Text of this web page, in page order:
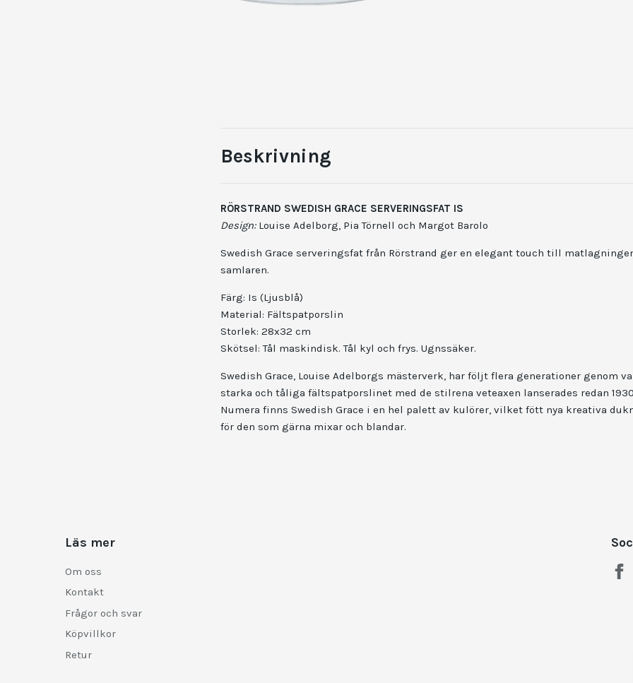
Beskrivning
RÖRSTRAND SWEDISH GRACE SERVERINGSFAT IS
Design:Louise Adelborg, Pia Törnell och Margot Barolo
Swedish Grace serveringsfat från Rörstrand ger en elegant touch till
samlaren.
Färg: Is (Ljusblå)
Material: Fältspatporslin
Storlek: 28x32 cm
Skötsel: Tål maskindisk. Tål kyl och frys. Ugnssäker.
Swedish Grace, Louise Adelborgs mästerverk, har följt flera generationer genom
starka och tåliga fältspatporslinet med de stilrena veteaxen lanserades redan
Numera finns Swedish Grace i en hel palett av kulörer, vilket fött nya kreativa
för den som gärna mixar och blandar.
Läs mer
Om oss
Kontakt
Frågor och svar
Köpvillkor
Retur